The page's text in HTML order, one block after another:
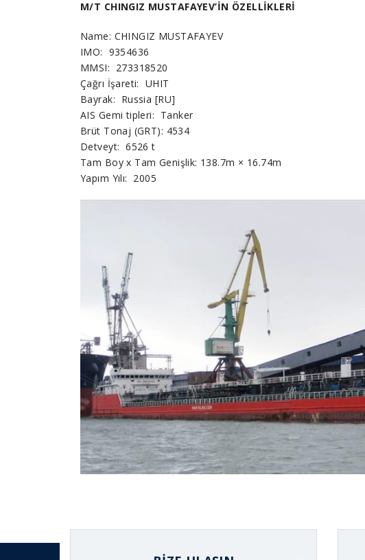
M/T CHINGIZ MUSTAFAYEV’İN ÖZELLİKLERİ
Name: CHINGIZ MUSTAFAYEV
IMO: 9354636
MMSI: 273318520
Çağrı İşareti: UHIT
Bayrak: Russia [RU]
AIS Gemi tipleri: Tanker
Brüt Tonaj (GRT): 4534
Detveyt: 6526 t
Tam Boy x Tam Genişlik: 138.7m × 16.74m
Yapım Yılı: 2005